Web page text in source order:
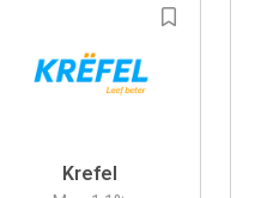
Krefel